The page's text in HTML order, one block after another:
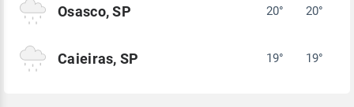
Osasco, SP 20° 20°
Caieiras, SP 19° 19°